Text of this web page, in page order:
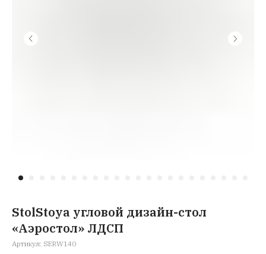
StolStoya угловой дизайн-стол
«Аэростол» ЛДСП
Артикул: SERW140